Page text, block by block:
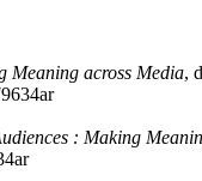
Meaning across Media,
: Making